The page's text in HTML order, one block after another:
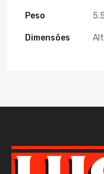
Peso
Dimensões